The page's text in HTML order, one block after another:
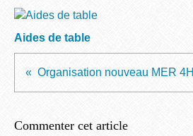
Aides de table
Organisation nouveau MER 4H
Commenter cet article